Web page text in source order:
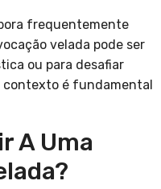
frequentemente
velada pode ser
ou para desafiar
contexto é fundamental
A Uma